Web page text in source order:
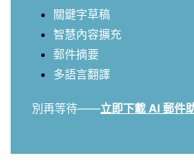
關鍵字草稿
智慧內容擴充
郵件摘要
多語言翻譯
別再等待——立即下載 AI 郵件